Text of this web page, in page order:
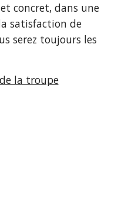
concret, dans une
satisfaction de
serez toujours les
la troupe